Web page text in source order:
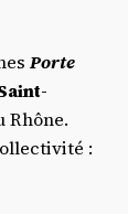
Porte
Rhône.
: